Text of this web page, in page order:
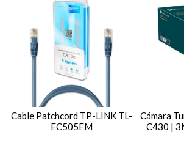
Cable Patchcord TP-LINK TL-
EC505EM
Cámara
C430 |